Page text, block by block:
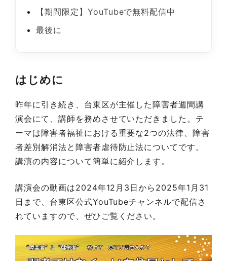
【期間限定】YouTubeで無料配信中
最後に
はじめに
昨年に引き続き、台東区が主催した障害者週間講
演会にて、講師を務めさせていただきました。テ
ーマは障害者福祉における重要な2つの法律、障害
者差別解消法と障害者虐待防止法についてです。
講演の内容について簡単に紹介します。
講演会の動画は2024年12月3日から2025年1月31
日まで、台東区公式YouTubeチャンネルで配信さ
れていますので、ぜひご覧ください。